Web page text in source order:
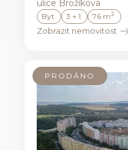
ulice Brožíkova
Byt 3 + 1 76 m2
Zobrazit nemovitost
PRODÁNO